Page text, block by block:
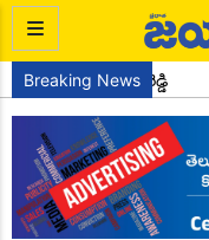
Breaking News
చాడ కొండాల్ రెడ్డి